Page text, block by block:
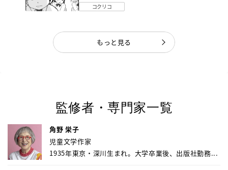
コクリコ
もっと見る
監修者・専門家一覧
角野 栄子
児童文学作家
1935年東京・深川生まれ。大学卒業後、出版社勤務...